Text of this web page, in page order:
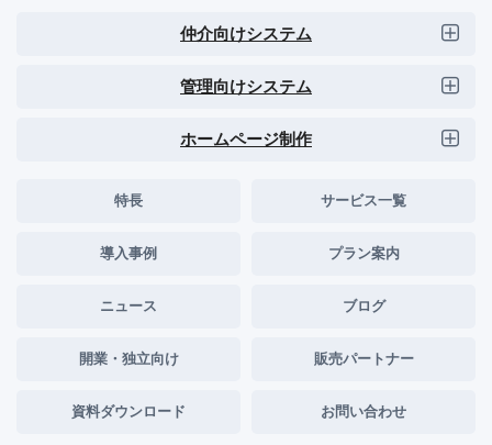
仲介向けシステム
管理向けシステム
ホームページ制作
特長 サービス一覧
導入事例 プラン案内
ニュース ブログ
開業・独立向け 販売パートナー
資料ダウンロード お問い合わせ